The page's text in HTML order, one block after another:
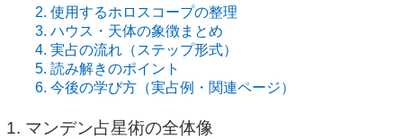
2. 使用するホロスコープの整理
3. ハウス・天体の象徴まとめ
4. 実占の流れ（ステップ形式）
5. 読み解きのポイント
6. 今後の学び方（実占例・関連ページ）
1. マンデン占星術の全体像